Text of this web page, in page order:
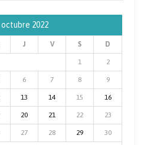
octubre 2022
J V S D
1 2
6 7 8 9
13 14 15 16
20 21 22 23
27 28 29 30